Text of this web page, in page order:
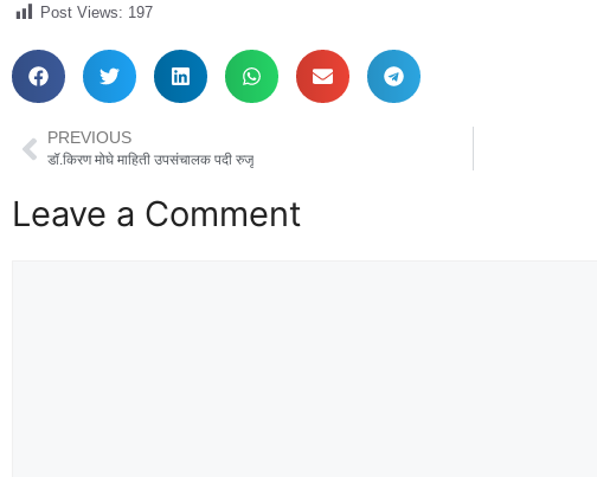
Post Views: 197
PREVIOUS
डॉ.किरण मोघे माहिती उपसंचालक पदी रुजू
Leave a Comment